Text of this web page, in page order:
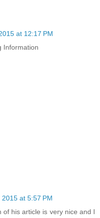
at 12:17 PM
Information
2015 at 5:57 PM
his article is very nice and I